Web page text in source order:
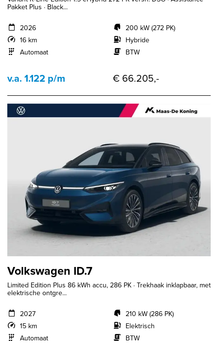
Pakket Plus · Black...
2026
16 km
Automaat
200 kW (272 PK)
Hybride
BTW
v.a. 1.122 p/m € 66.205,-
Volkswagen ID.7
Limited Edition Plus 86 kWh accu, 286 PK · Trekhaak inklapbaar, met
elektrische ontgre...
2027
15 km
Automaat
210 kW (286 PK)
Elektrisch
BTW